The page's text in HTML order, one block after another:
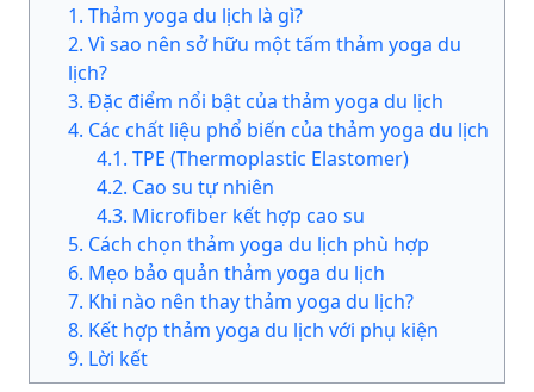
1. Thảm yoga du lịch là gì?
2. Vì sao nên sở hữu một tấm thảm yoga du
lịch?
3. Đặc điểm nổi bật của thảm yoga du lịch
4. Các chất liệu phổ biến của thảm yoga du lịch
4.1. TPE (Thermoplastic Elastomer)
4.2. Cao su tự nhiên
4.3. Microfiber kết hợp cao su
5. Cách chọn thảm yoga du lịch phù hợp
6. Mẹo bảo quản thảm yoga du lịch
7. Khi nào nên thay thảm yoga du lịch?
8. Kết hợp thảm yoga du lịch với phụ kiện
9. Lời kết